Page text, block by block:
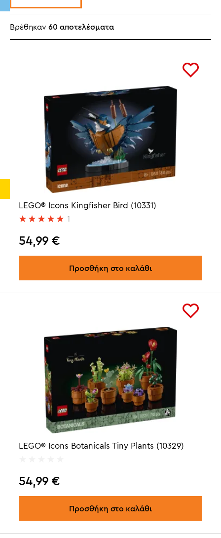
Βρέθηκαν 60 αποτελέσματα
LEGO® Icons Kingfisher Bird (10331)
1
54,99 €
Προσθήκη στο καλάθι
LEGO® Icons Botanicals Tiny Plants (10329)
54,99 €
Προσθήκη στο καλάθι